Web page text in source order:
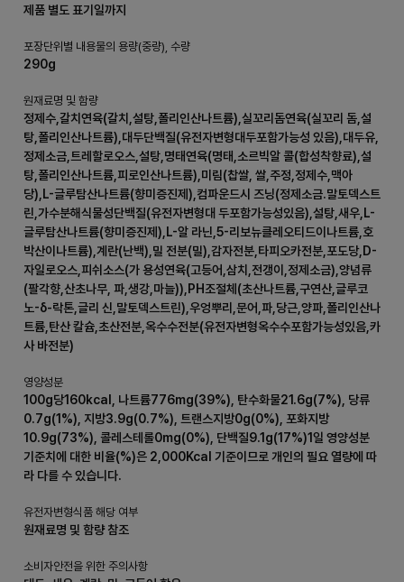
제품 별도 표기일까지
포장단위별 내용물의 용량(중량), 수량
290g
원재료명 및 함량
정제수,갈치연육(갈치,설탕,폴리인산나트륨),실꼬리돔연육(실꼬리 돔,설
탕,폴리인산나트륨),대두단백질(유전자변형대두포함가능성 있음),대두유,
정제소금,트레할로오스,설탕,명태연육(명태,소르빅알 콜(합성착향료),설
탕,폴리인산나트륨,피로인산나트륨),미림(찹쌀, 쌀,주정,정제수,맥아
당),L-글루탐산나트륨(향미증진제),컴파운드시 즈닝(정제소금.말토덱스트
린,가수분해식물성단백질(유전자변형대 두포함가능성있음),설탕,새우,L-
글루탐산나트륨(향미증진제),L-알 라닌,5-리보뉴클레오티드이나트륨,호
박산이나트륨),계란(난백),밀 전분(밀),감자전분,타피오카전분,포도당,D-
자일로오스,피쉬소스(가 용성연육(고등어,삼치,전갱이,정제소금),양념류
(팔각향,산초나무, 파,생강,마늘)),PH조절체(초산나트륨,구연산,글루코
노-δ-락톤,글리 신,말토덱스트린),우엉뿌리,문어,파,당근,양파,폴리인산나
트륨,탄산 칼슘,초산전분,옥수수전분(유전자변형옥수수포함가능성있음,카
사 바전분)
영양성분
100g당160kcal, 나트륨776mg(39%), 탄수화물21.6g(7%), 당류
0.7g(1%), 지방3.9g(0.7%), 트랜스지방0g(0%), 포화지방
10.9g(73%), 콜레스테롤0mg(0%), 단백질9.1g(17%)1일 영양성분
기준치에 대한 비율(%)은 2,000Kcal 기준이므로 개인의 필요 열량에 따
라 다를 수 있습니다.
유전자변형식품 해당 여부
원재료명 및 함량 참조
소비자안전을 위한 주의사항